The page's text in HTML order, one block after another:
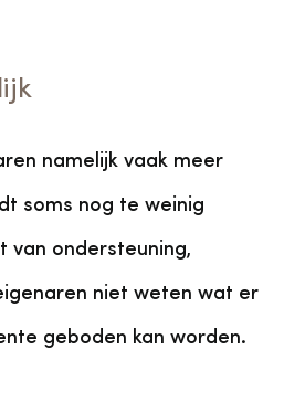
namelijk vaak meer
soms nog te weinig
van ondersteuning,
niet weten wat er
geboden kan worden.